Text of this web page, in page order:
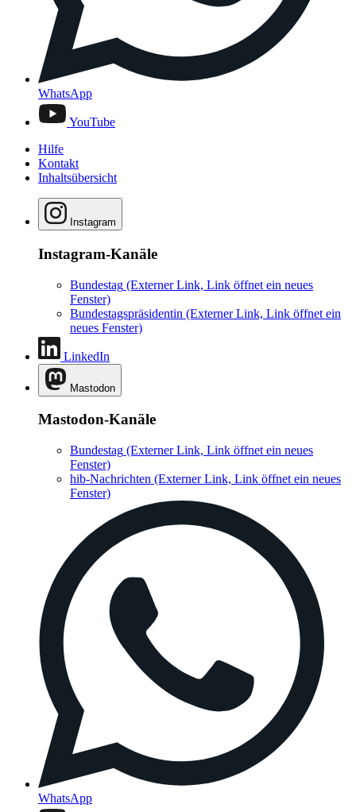
WhatsApp
YouTube
Hilfe
Kontakt
Inhaltsübersicht
Instagram
Instagram-Kanäle
Bundestag (Externer Link, Link öffnet ein neues
Fenster)
Bundestagspräsidentin (Externer Link, Link öffnet ein
neues Fenster)
LinkedIn
Mastodon
Mastodon-Kanäle
Bundestag (Externer Link, Link öffnet ein neues
Fenster)
hib-Nachrichten (Externer Link, Link öffnet ein neues
Fenster)
WhatsApp